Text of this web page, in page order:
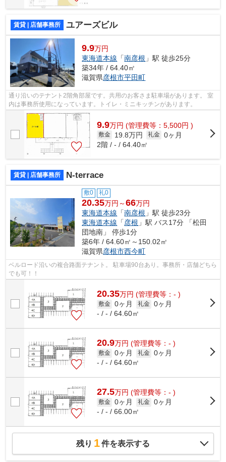
賃貸 | 店舗事務所 ユアーズビル
9.9万円
東海道本線 「南彦根 」駅 徒歩25分
築34年 / 64.40㎡
滋賀県彦根市平田町
通り沿いのテナント2階角部屋です。共用のお客さま駐車場があります。 室
内は事務所使用になっています。トイレ・ミニキッチンがあります。
9.9万円 (管理費等：5,500円 )
敷金 19.8万円 礼金 0ヶ月
2階 / - / 64.40㎡
賃貸 | 店舗事務所 N-terrace
敷0 礼0
20.35万円～66万円
東海道本線 「南彦根 」駅 徒歩23分
東海道本線 「彦根 」駅 バス17分 「松田
団地南」 停歩1分
築6年 / 64.60㎡～150.02㎡
滋賀県彦根市西今町
ベルロード沿いの複合路面テナント。 駐車場90台あり。事務所・店舗どちら
でも可！！
20.35万円 (管理費等：- )
敷金 0ヶ月 礼金 0ヶ月
- / - / 64.60㎡
20.9万円 (管理費等：- )
敷金 0ヶ月 礼金 0ヶ月
- / - / 64.60㎡
27.5万円 (管理費等：- )
敷金 0ヶ月 礼金 0ヶ月
- / - / 66.00㎡
残り 1件を表示する